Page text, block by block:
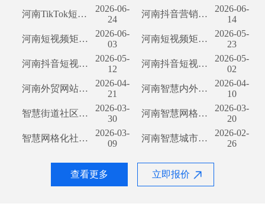
河南TikTok短视频矩阵开发：引领时尚潮流的新趋势 随着社交媒体平台的快速发展，短视频已经成为了一种备受欢迎的新兴媒体形式。TikTok作为全球最大的短视频分享平台，已经在全球范围内获得了极高的用户关注度。而近期，河南省也积极响应时尚潮流，通过开发TikTok短视频矩阵，进一步推动了本地区的媒体发展。 作为一个经济发达、文化多样的地区，河南省一直在努力打造自己的品牌形象，提升地区文化的传播力和影响力。TikTok作为一个平台，以其独特的用户群体和创意的短视频内容，为河南省提供了一个新的传播渠道，为当
2026-06-
24
河南抖音营销拓客软件开发：挖掘营销新机遇 近年来，随着社交媒体的蓬勃发展，各种营销手段也在不断涌现。其中，抖音作为中国最受欢迎的短视频平台之一，已经成为许多企业拓展市场的热门选择。为了更好地利用抖音平台进行营销拓客，河南地区的企业开始寻求抖音营销拓客软件的开发，以满足市场的需求。 抖音平台作为集音乐、舞蹈、搞笑等元素于一身的短视频社交平台，每天吸引着海量用户的关注。以此作为营销工具，可以帮助企业快速触达大量潜在客户，提高品牌曝光度和知名度。然而，想要在抖音平台上实现有效的营销拓客，并非易事。因此，为了
2026-06-
14
河南短视频矩阵营销开发：挖掘品牌潜力，实现营销突破 近年来，随着社交媒体的迅速发展和用户对短视频的热衷，河南地区的短视频行业也迎来了蓬勃的发展。在如此竞争激烈的市场环境中，如何利用短视频平台进行营销推广成为了各个品牌关注的焦点。为了更好地与潜在客户进行互动并提升品牌曝光度，河南企业纷纷开始关注短视频矩阵营销的开发与创新。 短视频矩阵营销是指通过在多个短视频平台上发布相关内容，并通过精确的目标用户定位和快速的内容传播，实现品牌推广的一种营销策略。河南企业在进行短视频矩阵营销开发时，需要注意以下几个关键要
2026-06-
03
河南短视频矩阵开发：扩大传播力的全新选择 河南作为中国经济发展的重要地区，近年来短视频产业也蓬勃发展。为了进一步提升河南短视频行业的传播力和用户体验，近期出现了一项颇具潜力的技术创新——河南短视频矩阵开发。本文将从不同角度探讨该技术的重要性和其对河南短视频产业的影响。 首先，河南短视频矩阵开发能够有效提升内容传播的覆盖面。随着短视频在河南的普及程度不断提高，各行各业都在积极投入资源制作短视频内容。然而，面对庞大的用户群体，单一的短视频平台难以满足所有用户的需求。通过河南短视频矩阵开发，不同平台之间可以
2026-05-
23
河南抖音短视频矩阵开发：巩固地域文化传承与创新 河南抖音短视频矩阵开发近年来在网络世界引起了广泛关注，它为人们提供了一个展示地域文化与创意的平台。随着社交媒体的兴起，抖音短视频作为一种流行的娱乐和交流形式，已经在广大年轻人中得到了广泛的应用。作为一个以短视频为主要形式的社交平台，抖音打破了时间和空间的限制，为人们提供了一个实时互动的渠道。在河南，抖音短视频矩阵开发正不断涌现新的机遇和挑战。 河南，作为中原文化的发源地之一，拥有丰富的历史和文化遗产。河南抖音短视频矩阵开发不仅为年轻人提供了一个展示自己才
2026-05-
12
河南抖音短视频矩阵开发：激起短视频风潮 随着互联网时代的发展，短视频平台逐渐成为人们获取信息和娱乐的重要渠道。而在这个领域中，抖音无疑是最受欢迎的短视频应用之一。近年来，河南地区的抖音短视频矩阵开发呈现出蓬勃的发展势头，成为该地区年轻人热衷的事业选择。 河南作为中原大地的一颗明珠，拥有辽阔的土地和悠久的历史文化。而抖音短视频矩阵的兴起，为河南年轻人提供了展示自我的平台。在这个平台上，他们可以创作各种各样的短视频内容，展示自己的才艺、生活、工作等。同时，也为其他用户提供了一个了解河南的窗口，推动了该地的
2026-05-
02
河南外贸网站开发：为企业拓展全球市场的关键一步 随着全球化的进程不断加速，对外贸易已成为越来越多企业拓展市场的重要途径。而在这个信息高度互联的时代，拥有一个专业、高效的外贸网站成为了企业赢得全球市场的关键一步。在河南省，外贸网站开发已经成为了许多企业提升竞争力、实现蓬勃发展的重要手段。 一个优质的外贸网站，不仅能够为企业提供展示产品、服务和企业形象的平台，还能够吸引海内外客户的访问与合作。无论是B2B还是B2C，在互联网的时代，外贸网站已经变成了企业开拓市场、提高知名度和销售额的必备工具。 河南外贸
2026-04-
21
河南智慧内外贸营销开发：开启智能化市场新篇章 过去几年间，随着经济全球化的快速发展，贸易市场变得更加竞争激烈。在这个信息爆炸的时代，寻找适合的销售渠道和增加市场份额变得越发重要。为了应对这一挑战，河南智慧内外贸营销开发迅速崛起，成为企业实现成功的关键。 河南智慧内外贸营销开发是指运用先进的技术和智能化的手段，为企业提供市场开拓、渠道选择、产品推广等一系列服务，旨在最大程度地帮助企业降低成本、提高效率并扩大销售规模。 首先，河南智慧内外贸营销开发借助大数据分析技术，能够帮助企业准确洞察市场需求和消费者
2026-04-
10
智慧街道社区：河南智慧城市发展的关键引擎 在如今快速发展的数字化时代，智慧城市已成为各地政府积极推进的目标。河南作为中国中部地区的经济中心，也不例外。而在河南的智慧城市建设中，智慧街道社区的开发扮演着关键的角色。 随着人口的不断增长和城市的不断扩张，如何提供更高效、便捷的公共服务成为了摆在城市管理部门面前的重要课题。以往的社区管理模式已经无法满足人们对更好生活品质的需求，因此，智慧街道社区的开发成为了解决这一问题的有效途径。 智慧街道社区通过运用先进的信息技术，实现了社区内各项管理服务的数字化和智能
2026-03-
30
河南智慧网格化城市开发：打造未来智能城市的关键 智慧网格化城市发展是指基于信息技术与网络通信技术，以城市为基本单元，通过建立智能化的物联网系统，实现城市各类资源的高效管理与协同运行。河南作为中国重要的中部省份，致力于发展智慧网格化城市，以推动城市现代化进程，提升居民的生活质量。 在河南智慧网格化城市开发中，关键的一环是完善城市基础设施，如交通、供水、照明等方面的智能化改造。通过引入先进的传感器、监控设备和数据分析技术，实现对城市基本设施的实时监测和智能管理，从而提高设施的运行效率和服务质量。比如，在交
2026-03-
20
智慧网格化社区开发：打造智慧河南的关键一步 随着社会的发展和科技的进步，智慧城市建设已成为各地政府关注的热点。作为我国人口大省之一，河南省一直以来都在积极推动智慧化进程，尤其在智慧网格化社区开发方面取得了显著进展。本文将探讨河南智慧网格化社区开发的意义和主要特点，展望河南未来智慧城市建设的发展。 河南智慧网格化社区开发具有重要的意义。首先，智慧网格化社区的建设可以提高社区的服务水平和居民的生活质量。通过整合社区内各方资源和信息，实现互联互通，居民可以享受到更便利、高效的社区服务，如智能物业管理、在线医
2026-03-
09
河南智慧城市开发：数字化引领未来城市发展 中国城市化进程快速推进，为了更好地提供公共服务、优化资源配置，智慧城市开发成为城市转型升级的必然选择。河南省作为我国重要的中部地区经济中心，近年来积极探索智慧城市建设，取得了显著的成绩。 一、智慧城市的定义和特点 智慧城市是以信息技术为基础，通过数字化手段整合城市各项资源，提供高效便捷的服务，实现可持续发展的现代化城市。智慧城市具备智能化、高效化、绿色化、人性化等特点，以满足人民对美好生活的追求为核心目标。 二、河南智慧城市开发的现状 河南省积极响应国家发展
2026-02-
26
查看更多 立即报价